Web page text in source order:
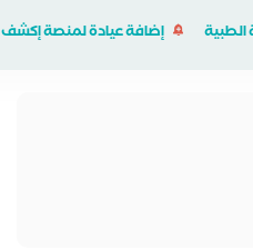
الطبية إضافة عيادة لمنصة إكشف